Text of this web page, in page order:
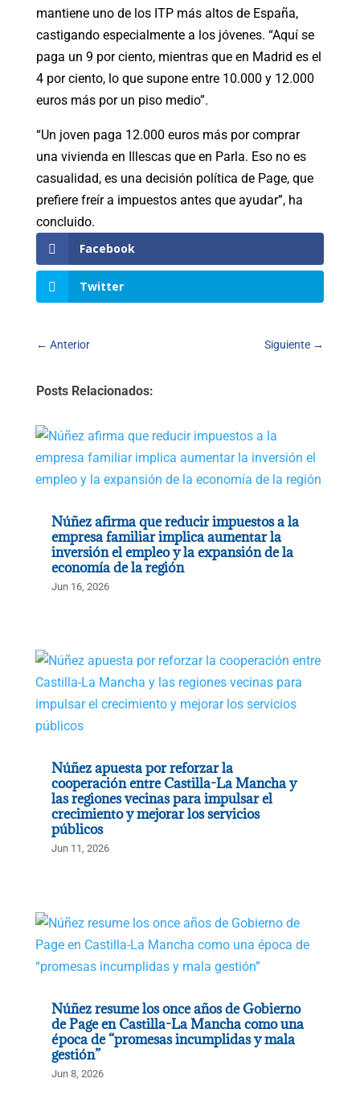
mantiene uno de los ITP más altos de España,
castigando especialmente a los jóvenes. “Aquí se
paga un 9 por ciento, mientras que en Madrid es el
4 por ciento, lo que supone entre 10.000 y 12.000
euros más por un piso medio”.
“Un joven paga 12.000 euros más por comprar
una vivienda en Illescas que en Parla. Eso no es
casualidad, es una decisión política de Page, que
prefiere freír a impuestos antes que ayudar”, ha
concluido.
Facebook
Twitter
← Anterior Siguiente →
Posts Relacionados:
Núñez afirma que reducir impuestos a la
empresa familiar implica aumentar la
inversión el empleo y la expansión de la
economía de la región
Jun 16, 2026
Núñez apuesta por reforzar la
cooperación entre Castilla-La Mancha y
las regiones vecinas para impulsar el
crecimiento y mejorar los servicios
públicos
Jun 11, 2026
Núñez resume los once años de Gobierno
de Page en Castilla-La Mancha como una
época de “promesas incumplidas y mala
gestión”
Jun 8, 2026